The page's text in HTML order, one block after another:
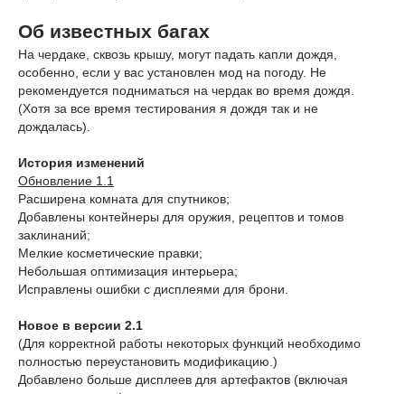
Об известных багах
На чердаке, сквозь крышу, могут падать капли дождя,
особенно, если у вас установлен мод на погоду. Не
рекомендуется подниматься на чердак во время дождя.
(Хотя за все время тестирования я дождя так и не
дождалась).
История изменений
Обновление 1.1
Расширена комната для спутников;
Добавлены контейнеры для оружия, рецептов и томов
заклинаний;
Мелкие косметические правки;
Небольшая оптимизация интерьера;
Исправлены ошибки с дисплеями для брони.
Новое в версии 2.1
(Для корректной работы некоторых функций необходимо
полностью переустановить модификацию.)
Добавлено больше дисплеев для артефактов (включая